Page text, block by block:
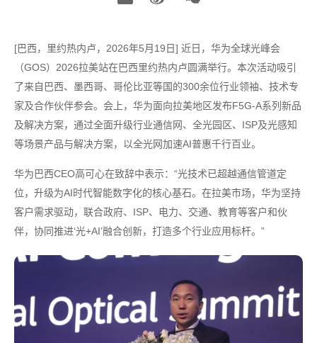
[巴西，里约热内卢，2026年5月19日] 近日，华为全球光峰会
（GOS）2026拉美站在巴西里约热内卢圆满举行。本次活动吸引
了来自巴西、墨西哥、哥伦比亚等国的300余位行业领袖、技术专
家及合作伙伴参会。会上，华为面向拉美地区发布F5G-A系列新品
及解决方案，通过全面升级行业通信网、全光园区、ISP及光感知
等场景产品与解决方案，以全光网加速AI普惠千行百业。
华为巴西CEO高可心在致辞中表示：“光技术已超越通信管道定
位，升级为AI时代智能数字化的核心基石。在拉美市场，华为坚持
客户需求驱动，联合政府、ISP、电力、交通、教育等客户和伙
伴，协同推进‘光+AI’融合创新，打造多个行业应用标杆。”